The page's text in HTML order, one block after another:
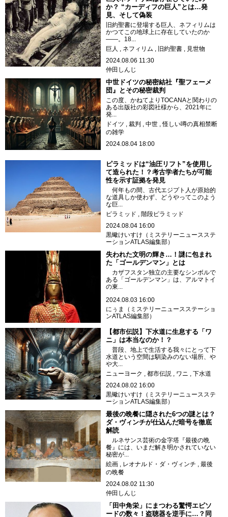
か？ “カーディフの巨人”とは…発
見、そして偽装
旧約聖書に登場する巨人、ネフィリムは
かつてこの地球上に存在していたのか
――。18...
巨人
ネフィリム 旧約聖書
見世物
2024.08.06 11:30
仲田しんじ
中世ドイツの秘密結社『聖フェーメ
団』とその秘密裁判
この度、かねてよりTOCANAと関わりの
ある出版社の彩図社様から、2021年に
発...
ドイツ
裁判 中世
怪しい噂の真相禁断
の雑学
2024.08.04 18:00
ピラミッドは“油圧リフト”を使用し
て造られた！？考古学者たちが可能
性を示す証拠を発見
何年もの間、古代エジプト人が原始的
な道具しか使わず、どうやってこのよう
な巨...
ピラミッド
階段ピラミッド
2024.08.04 16:00
黒蠍けいすけ（ミステリーニュースステ
ーションATLAS編集部）
失われた文明の輝き…！謎に包まれ
た「ゴールデンマン」とは
カザフスタン独立の主要なシンボルで
ある「ゴールデンマン」は、アルマトイ
の東...
2024.08.03 16:00
にぅま（ミステリーニュースステーショ
ンATLAS編集部）
【都市伝説】下水道に生息する「ワ
ニ」は本当なのか！？
普段、地上で生活する我々にとって下
水道という空間は馴染みのない場所、や
や大...
ニューヨーク
都市伝説 ワニ
下水道
2024.08.02 16:00
黒蠍けいすけ（ミステリーニュースステ
ーションATLAS編集部）
最後の晩餐に隠された6つの謎とは？
ダ・ヴィンチが仕込んだ暗号を徹底
解読
ルネサンス芸術の金字塔『最後の晩
餐』には、いまだ解き明かされていない
秘密が...
絵画
レオナルド・ダ・ヴィンチ
最後
の晩餐
2024.08.02 11:30
仲田しんじ
「田中角栄」にまつわる驚愕エピソ
ードの数々！盗聴器を逆手に…？同